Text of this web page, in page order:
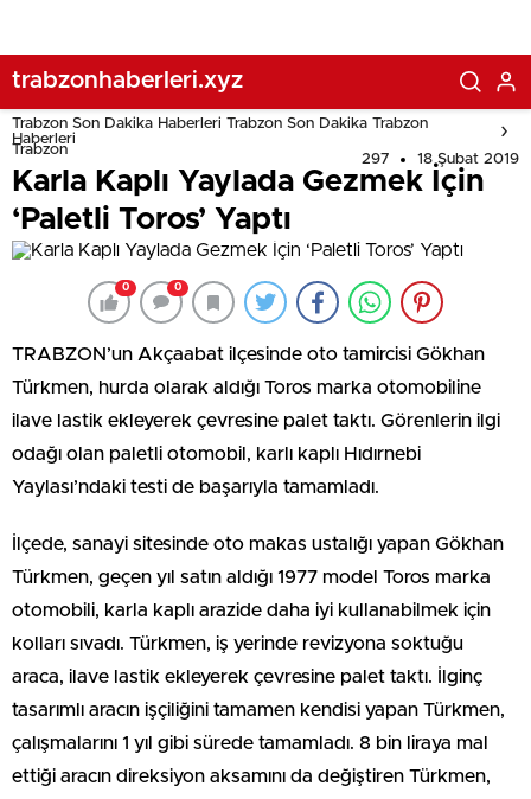
trabzonhaberleri.xyz
Trabzon Son Dakika Haberleri Trabzon Son Dakika Trabzon
Haberleri
Trabzon
297 18 Şubat 2019
Karla Kaplı Yaylada Gezmek İçin
‘Paletli Toros’ Yaptı
0 0
TRABZON’un Akçaabat ilçesinde oto tamircisi Gökhan
Türkmen, hurda olarak aldığı Toros marka otomobiline
ilave lastik ekleyerek çevresine palet taktı. Görenlerin ilgi
odağı olan paletli otomobil, karlı kaplı Hıdırnebi
Yaylası’ndaki testi de başarıyla tamamladı.
İlçede, sanayi sitesinde oto makas ustalığı yapan Gökhan
Türkmen, geçen yıl satın aldığı 1977 model Toros marka
otomobili, karla kaplı arazide daha iyi kullanabilmek için
kolları sıvadı. Türkmen, iş yerinde revizyona soktuğu
araca, ilave lastik ekleyerek çevresine palet taktı. İlginç
tasarımlı aracın işçiliğini tamamen kendisi yapan Türkmen,
çalışmalarını 1 yıl gibi sürede tamamladı. 8 bin liraya mal
ettiği aracın direksiyon aksamını da değiştiren Türkmen,